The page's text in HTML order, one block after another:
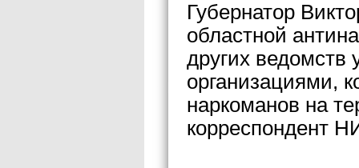
Губернатор
областной
других ведомств
организациями,
наркоманов на
корреспондент